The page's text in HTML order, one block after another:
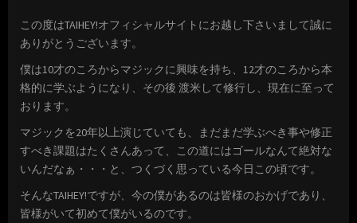
この度はTAIHEY!オフィシャルサイトにお越し下さいまして誠に
ありがとうございます。
僕は10才のころからマジックに興味を持ち、12才のころから本
格的に学ぶようになり、その後 渡米して修行し、現在に至って
おります。
マジックを20年以上演じていても、まだまだ学ぶべき事や修正
すべき課題はたくさんあって、この道にはゴールなんて絶対な
いんだなぁ・・・と、つくづく思っている今日この頃です。
そんなTAIHEY!ですが、今の僕があるのは皆様のおかげであり、
皆様がいて初めて僕がいるのです。